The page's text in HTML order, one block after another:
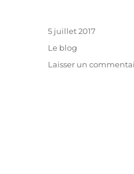
Publié
5 juillet 2017
Catégories
Le blog
Laisser un